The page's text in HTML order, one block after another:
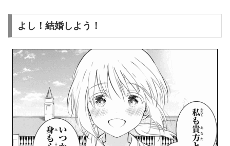
よし！結婚しよう！